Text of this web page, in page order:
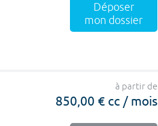
Déposer
mon dossier
à partir de
850,00 € cc / mois